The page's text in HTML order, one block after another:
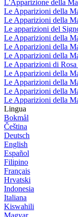
L'Apparizione della
Le Apparizioni della
Le Apparizioni della
Le apparizioni del
Le Apparizioni della
Le Apparizioni della
Le Apparizioni della
Le Apparizioni di
Le Apparizioni della
Le Apparizioni della
Le Apparizioni della
Le Apparizioni della
Lingua
Bokmål
Čeština
Deutsch
English
Español
Filipino
Français
Hrvatski
Indonesia
Italiana
Kiswahili
Magyar